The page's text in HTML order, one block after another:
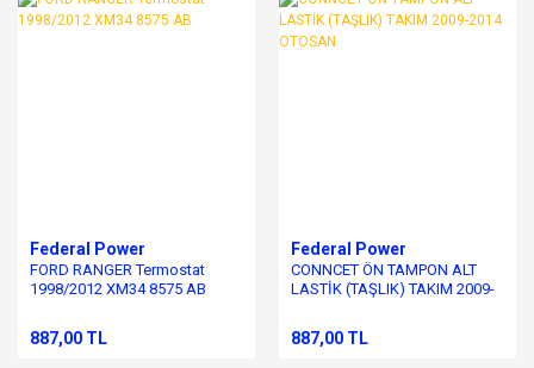
Federal Power
FORD RANGER Termostat
1998/2012 XM34 8575 AB
887,00 TL
Federal Power
CONNCET ÖN TAMPON ALT
LASTİK (TAŞLIK) TAKIM 2009-
887,00 TL